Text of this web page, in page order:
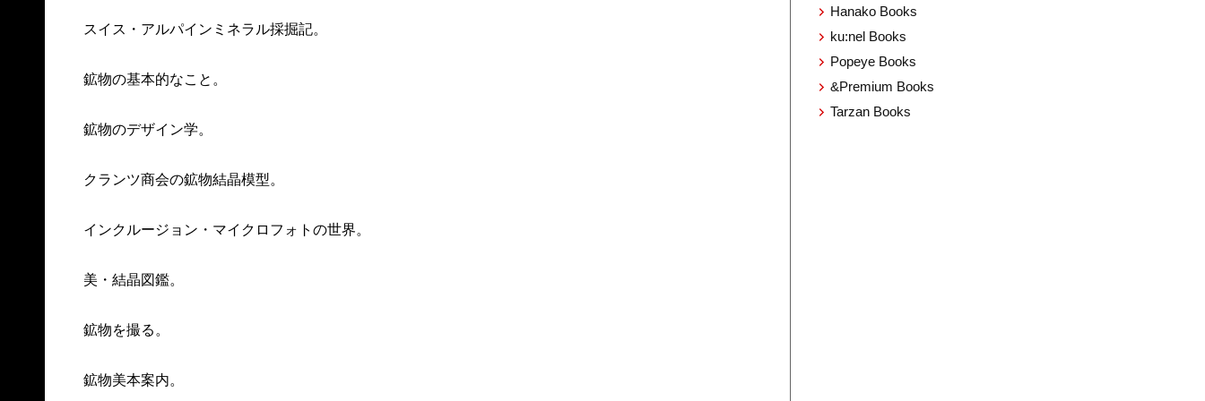
スイス・アルパインミネラル採掘記。
鉱物の基本的なこと。
鉱物のデザイン学。
クランツ商会の鉱物結晶模型。
インクルージョン・マイクロフォトの世界。
美・結晶図鑑。
鉱物を撮る。
鉱物美本案内。
Hanako Books
ku:nel Books
Popeye Books
&Premium Books
Tarzan Books